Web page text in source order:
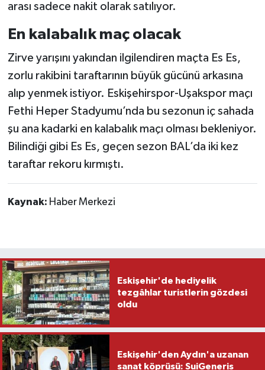
arası sadece nakit olarak satılıyor.
En kalabalık maç olacak
Zirve yarışını yakından ilgilendiren maçta Es Es,
zorlu rakibini taraftarının büyük gücünü arkasına
alıp yenmek istiyor. Eskişehirspor-Uşakspor maçı
Fethi Heper Stadyumu’nda bu sezonun iç sahada
şu ana kadarki en kalabalık maçı olması bekleniyor.
Bilindiği gibi Es Es, geçen sezon BAL’da iki kez
taraftar rekoru kırmıştı.
Kaynak: Haber Merkezi
Eskişehir'de hediyelik
tezgâhlar turistlerin gözdesi
oldu
Eskişehir'den Aydın'a uzanan
sanat köprüsü: SuiGeneris